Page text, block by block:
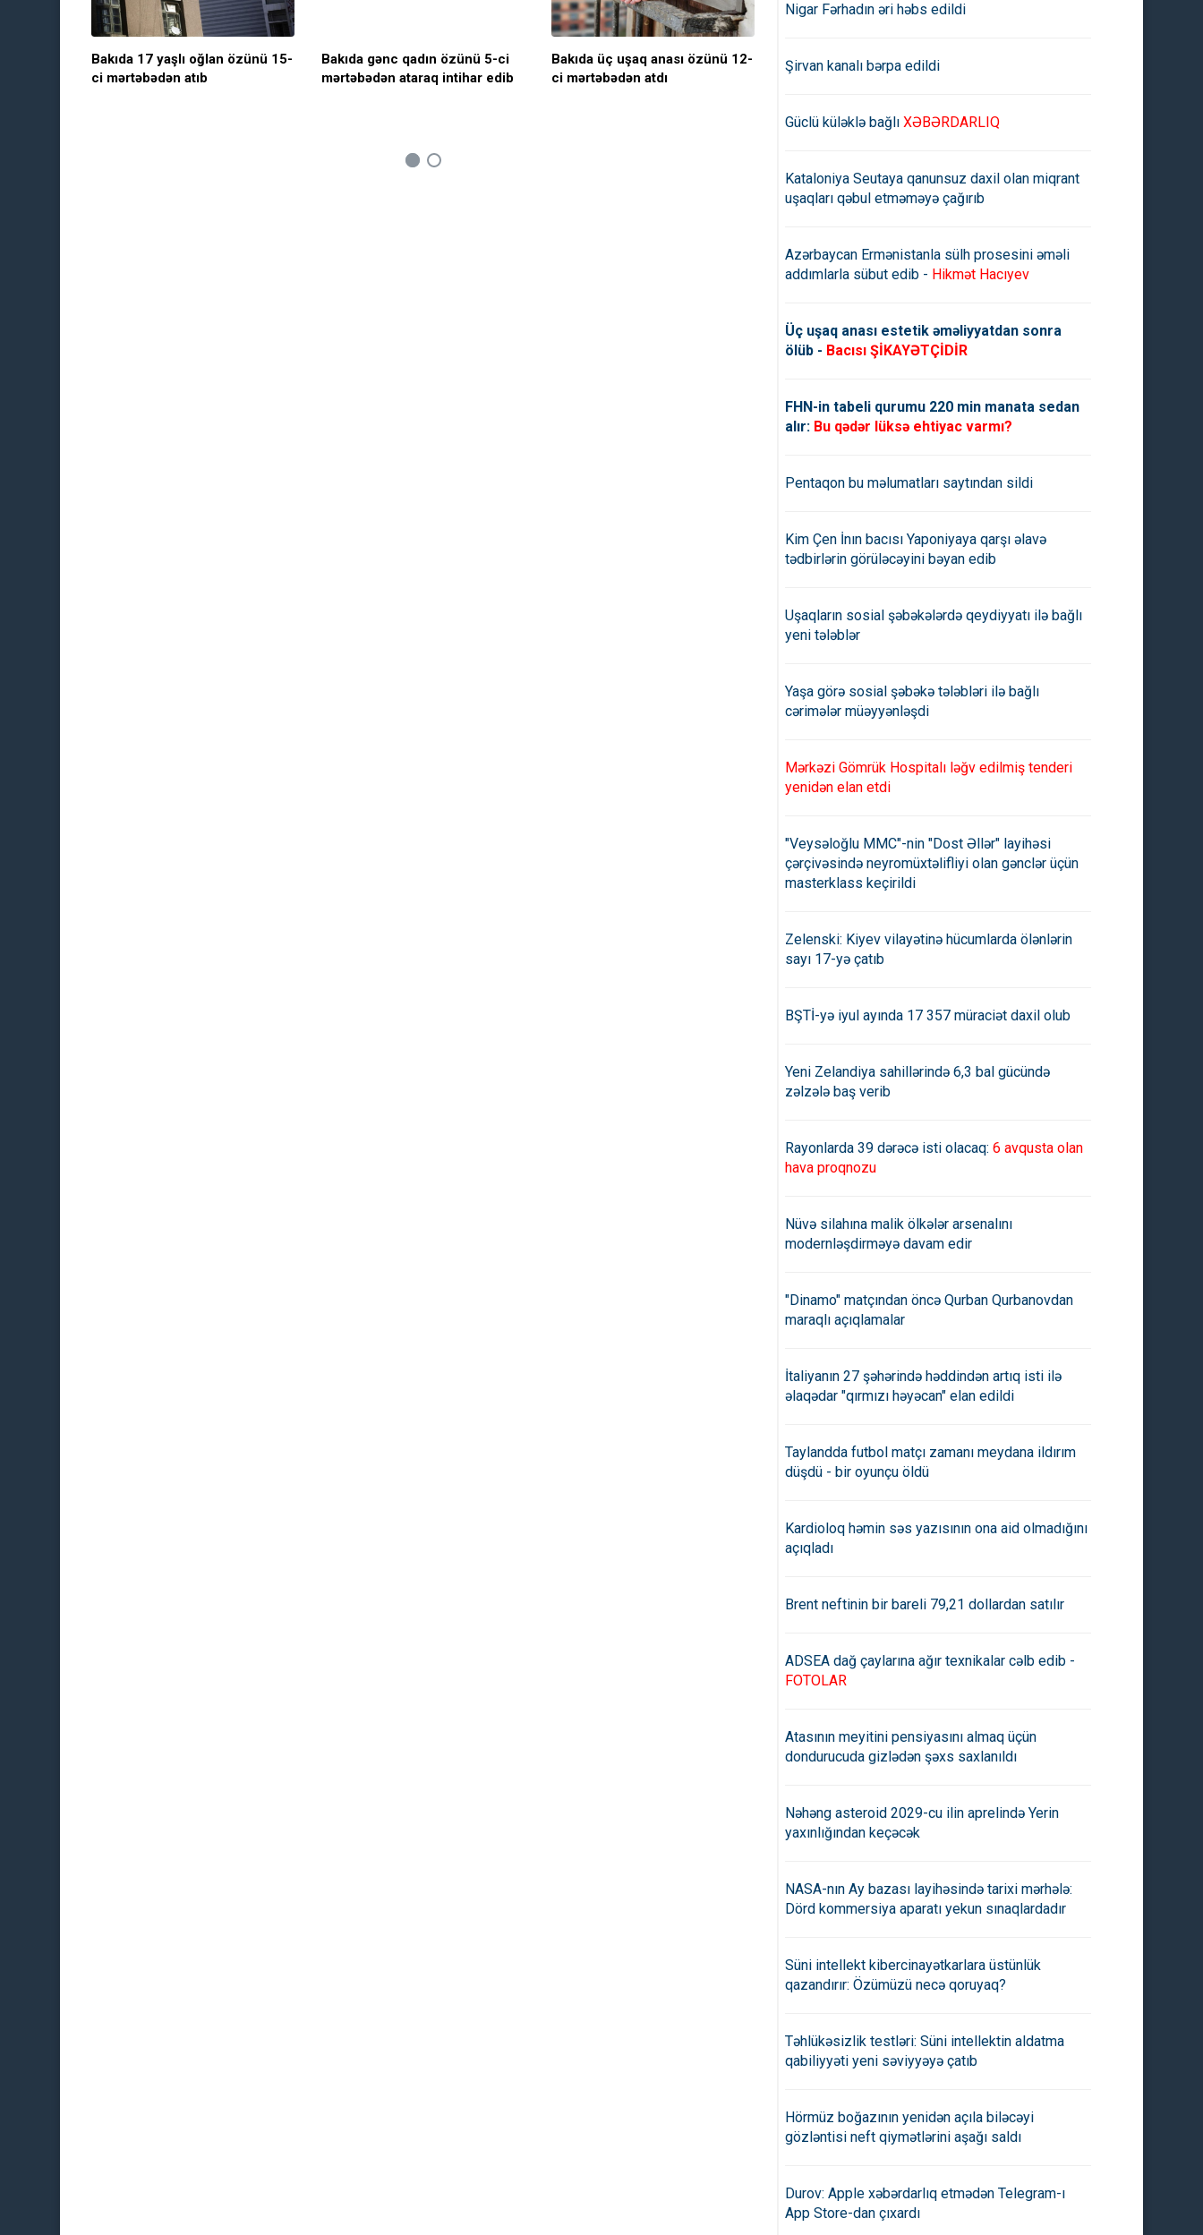
Bakıda 17 yaşlı oğlan özünü 15-
ci mərtəbədən atıb
Bakıda gənc qadın özünü 5-ci
mərtəbədən ataraq intihar edib
Bakıda üç uşaq anası özünü 12-
ci mərtəbədən atdı
Bakıda 19 yaşlı gənc özünü 16-
cı mərtəbədən atıb
Nigar Fərhadın əri həbs edildi
Şirvan kanalı bərpa edildi
Güclü küləklə bağlı XƏBƏRDARLIQ
Kataloniya Seutaya qanunsuz daxil olan miqrant
uşaqları qəbul etməməyə çağırıb
Azərbaycan Ermənistanla sülh prosesini əməli
addımlarla sübut edib - Hikmət Hacıyev
Üç uşaq anası estetik əməliyyatdan sonra
ölüb - Bacısı ŞİKAYƏTÇİDİR
FHN-in tabeli qurumu 220 min manata sedan
alır: Bu qədər lüksə ehtiyac varmı?
Pentaqon bu məlumatları saytından sildi
Kim Çen İnın bacısı Yaponiyaya qarşı əlavə
tədbirlərin görüləcəyini bəyan edib
Uşaqların sosial şəbəkələrdə qeydiyyatı ilə bağlı
yeni tələblər
Yaşa görə sosial şəbəkə tələbləri ilə bağlı
cərimələr müəyyənləşdi
Mərkəzi Gömrük Hospitalı ləğv edilmiş tenderi
yenidən elan etdi
"Veysəloğlu MMC"-nin "Dost Əllər" layihəsi
çərçivəsində neyromüxtəlifliyi olan gənclər üçün
masterklass keçirildi
Zelenski: Kiyev vilayətinə hücumlarda ölənlərin
sayı 17-yə çatıb
BŞTİ-yə iyul ayında 17 357 müraciət daxil olub
Yeni Zelandiya sahillərində 6,3 bal gücündə
zəlzələ baş verib
Rayonlarda 39 dərəcə isti olacaq: 6 avqusta olan
hava proqnozu
Nüvə silahına malik ölkələr arsenalını
modernləşdirməyə davam edir
"Dinamo" matçından öncə Qurban Qurbanovdan
maraqlı açıqlamalar
İtaliyanın 27 şəhərində həddindən artıq isti ilə
əlaqədar "qırmızı həyəcan" elan edildi
Taylandda futbol matçı zamanı meydana ildırım
düşdü - bir oyunçu öldü
Kardioloq həmin səs yazısının ona aid olmadığını
açıqladı
Brent neftinin bir bareli 79,21 dollardan satılır
ADSEA dağ çaylarına ağır texnikalar cəlb edib -
FOTOLAR
Atasının meyitini pensiyasını almaq üçün
dondurucuda gizlədən şəxs saxlanıldı
Nəhəng asteroid 2029-cu ilin aprelində Yerin
yaxınlığından keçəcək
NASA-nın Ay bazası layihəsində tarixi mərhələ:
Dörd kommersiya aparatı yekun sınaqlardadır
Süni intellekt kibercinayətkarlara üstünlük
qazandırır: Özümüzü necə qoruyaq?
Təhlükəsizlik testləri: Süni intellektin aldatma
qabiliyyəti yeni səviyyəyə çatıb
Hörmüz boğazının yenidən açıla biləcəyi
gözləntisi neft qiymətlərini aşağı saldı
Durov: Apple xəbərdarlıq etmədən Telegram-ı
App Store-dan çıxardı